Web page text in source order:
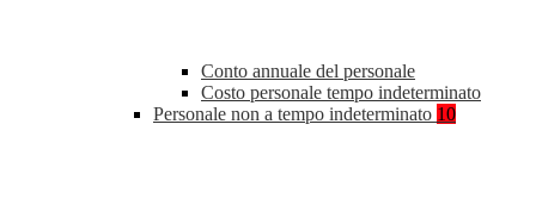
Conto annuale del personale
Costo personale tempo indeterminato
Personale non a tempo indeterminato 10